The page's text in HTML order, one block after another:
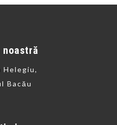
noastră
Helegiu,
Bacău